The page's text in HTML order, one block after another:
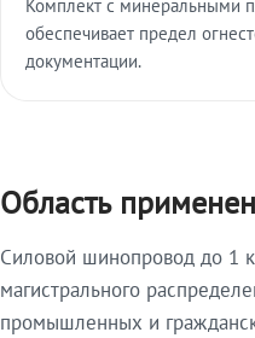
обеспечивает предел
документации.
Область
Силовой шинопровод до 1
магистрального
промышленных и